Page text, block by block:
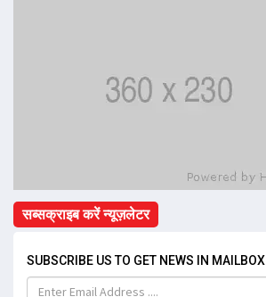
सब्सक्राइब करें न्यूज़लेटर
SUBSCRIBE US TO GET NEWS IN MAILBOX